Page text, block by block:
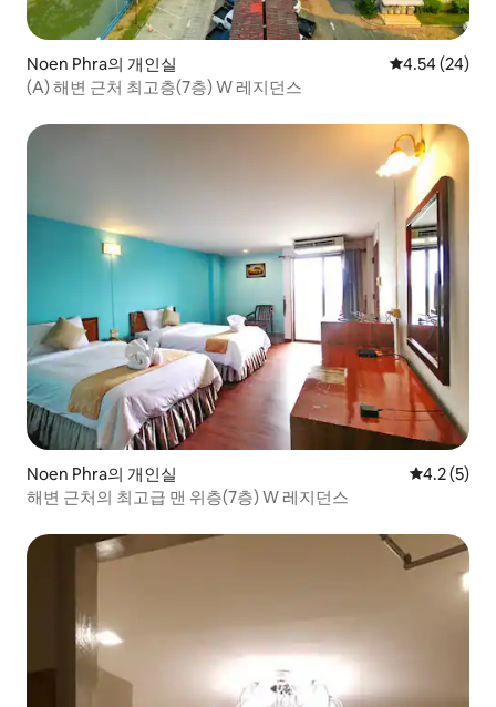
Noen Phra의 개인실 평점 4.54점(5
4.54 (24)
(A) 해변 근처 최고층(7층) W 레지던스
Noen Phra의 개인실 평점 4.2점
4.2 (5)
해변 근처의 최고급 맨 위층(7층) W 레지던스